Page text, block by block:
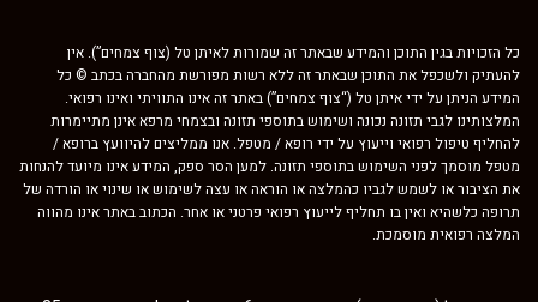
כל הזכויות בגין התוכן והמידע שבאתר זה שמורות לאיתן טל (צוף צמחים”). אין
להעתיק ולשכפל את התוכן שבאתר זה ללא רשות מפורשת מהחברה בכתב © כל
המידע הניתן על ידי איתן טל (“צוף צמחים”) באתר זה אינו התוויתי ואינו רפואי.
המלצותינו לגבי תזונה נכונה ושימוש בתוספי תזונה ובצמחי מרפא אינן מתיימרות
להחליף טיפול רפואי וייעוץ על ידי רופא / מטפל. אנו ממליצים להיוועץ ברופא /
מטפל מוסמך לפני השימוש בתוספי תזונה. למען הסר ספק, המידע אינו מיועד להנחות
את הציבור או לשמש לגביו כהמלצה או הוראה או עצה לשימוש או שינוי או הורדה של
תרופה כלשהיא ואין בו תחליף לייעוץ רפואי פרטני או אחר. הכתוב באתר אינו מהווה
המלצה רפואית מוסמכת.